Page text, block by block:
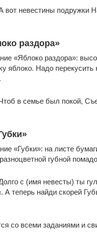
вот невестины подружки
раздора»
«Яблоко раздора»:
яблоко. Надо перекусить
в семье был покой,
«Губки»: на листе
губной
с (имя невесты) ты
А теперь найди скорей
со всеми заданиями и